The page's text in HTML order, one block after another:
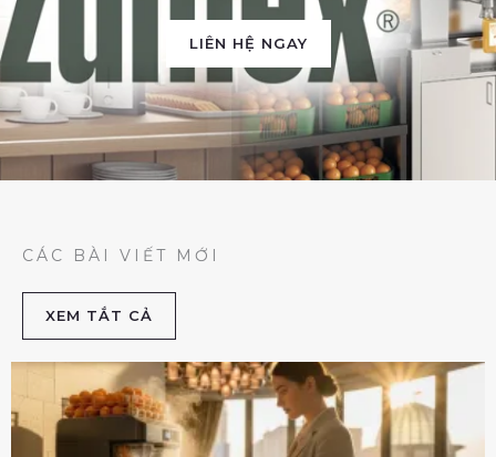
LIÊN HỆ NGAY
CÁC BÀI VIẾT MỚI
XEM TẮT CẢ